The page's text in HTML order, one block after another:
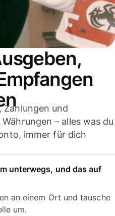
Zahlungen und
– alles was du
immer für dich
unterwegs, und das auf
an einem Ort und tausche
um.